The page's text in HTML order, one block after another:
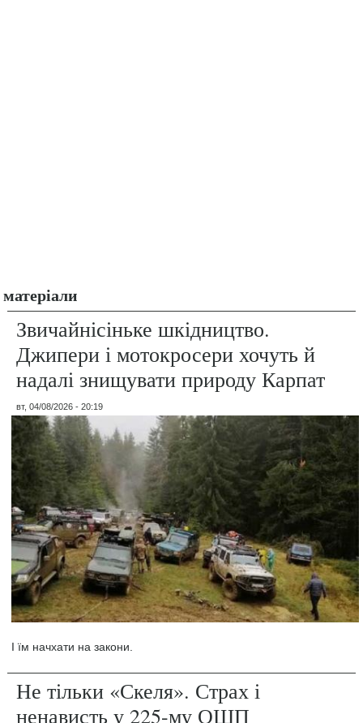
матеріали
Звичайнісіньке шкідництво.
Джипери і мотокросери хочуть й
надалі знищувати природу Карпат
вт, 04/08/2026 - 20:19
І їм начхати на закони.
Не тільки «Скеля». Страх і
ненависть у 225-му ОШП